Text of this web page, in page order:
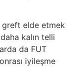
greft elde etmek
kalın telli
da FUT
iyileşme